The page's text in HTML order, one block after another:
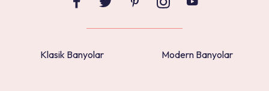
Klasik Banyolar Modern Banyolar